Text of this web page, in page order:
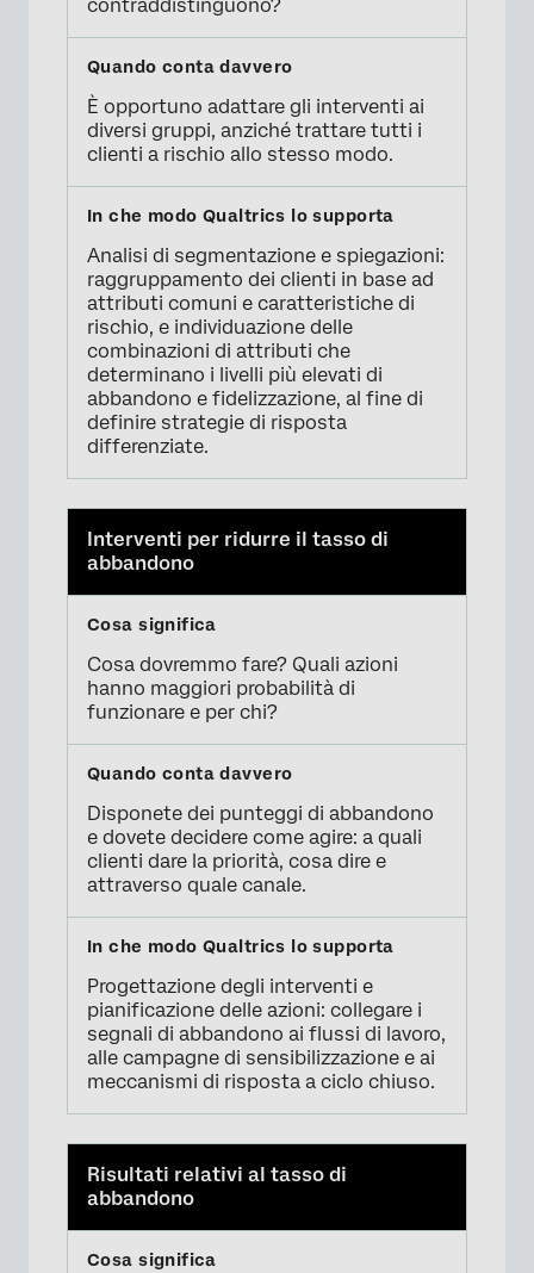
contraddistinguono?
È opportuno adattare gli interventi ai
diversi gruppi, anziché trattare tutti i
clienti a rischio allo stesso modo.
Analisi di segmentazione e spiegazioni:
raggruppamento dei clienti in base ad
attributi comuni e caratteristiche di
rischio, e individuazione delle
combinazioni di attributi che
determinano i livelli più elevati di
abbandono e fidelizzazione, al fine di
definire strategie di risposta
differenziate.
Interventi per ridurre il tasso di
abbandono
Cosa dovremmo fare? Quali azioni
hanno maggiori probabilità di
funzionare e per chi?
Disponete dei punteggi di abbandono
e dovete decidere come agire: a quali
clienti dare la priorità, cosa dire e
attraverso quale canale.
Progettazione degli interventi e
pianificazione delle azioni: collegare i
segnali di abbandono ai flussi di lavoro,
alle campagne di sensibilizzazione e ai
meccanismi di risposta a ciclo chiuso.
Risultati relativi al tasso di
abbandono